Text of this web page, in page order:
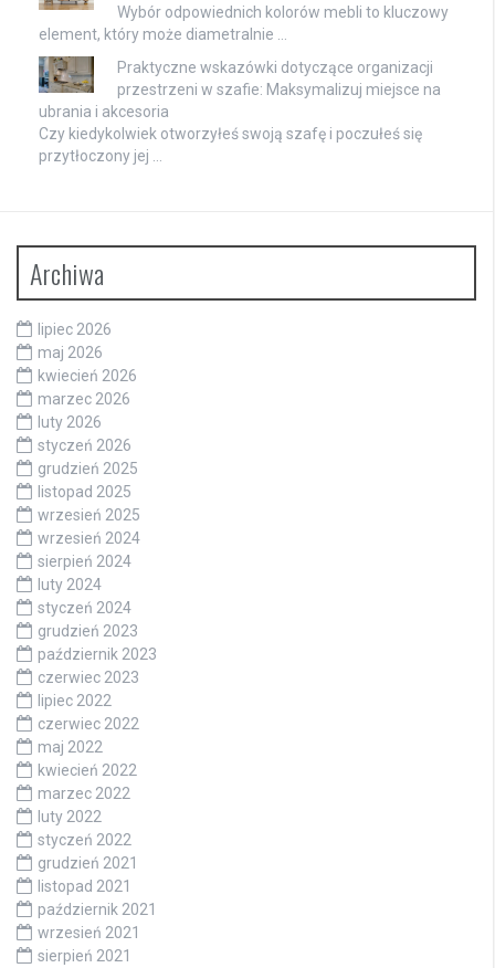
Wybór odpowiednich kolorów mebli to kluczowy
element, który może diametralnie …
Praktyczne wskazówki dotyczące organizacji
przestrzeni w szafie: Maksymalizuj miejsce na
ubrania i akcesoria
Czy kiedykolwiek otworzyłeś swoją szafę i poczułeś się
przytłoczony jej …
Archiwa
lipiec 2026
maj 2026
kwiecień 2026
marzec 2026
luty 2026
styczeń 2026
grudzień 2025
listopad 2025
wrzesień 2025
wrzesień 2024
sierpień 2024
luty 2024
styczeń 2024
grudzień 2023
październik 2023
czerwiec 2023
lipiec 2022
czerwiec 2022
maj 2022
kwiecień 2022
marzec 2022
luty 2022
styczeń 2022
grudzień 2021
listopad 2021
październik 2021
wrzesień 2021
sierpień 2021